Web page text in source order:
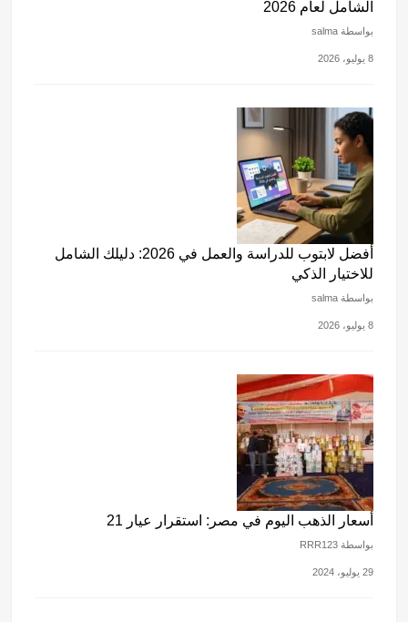
الشامل لعام 2026
بواسطة salma
8 يوليو، 2026
أفضل لابتوب للدراسة والعمل في 2026: دليلك الشامل
للاختيار الذكي
بواسطة salma
8 يوليو، 2026
أسعار الذهب اليوم في مصر: استقرار عيار 21
بواسطة RRR123
29 يوليو، 2024